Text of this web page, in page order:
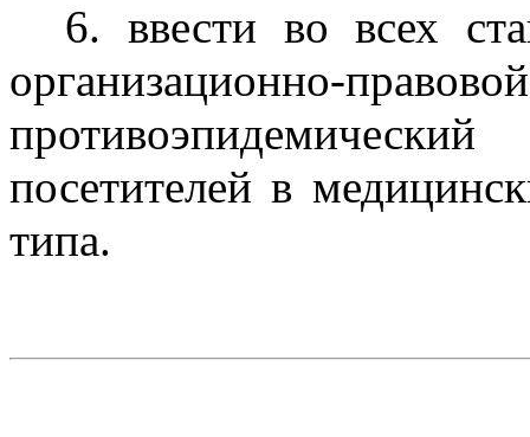
6. ввести во всех
организационно-
посетителей в
типа.